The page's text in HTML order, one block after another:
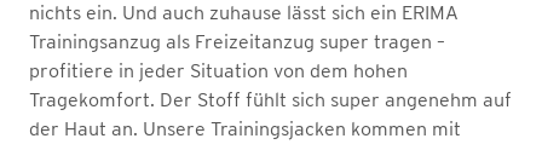
nichts ein. Und auch zuhause lässt sich ein ERIMA
Trainingsanzug als Freizeitanzug super tragen –
profitiere in jeder Situation von dem hohen
Tragekomfort. Der Stoff fühlt sich super angenehm auf
der Haut an. Unsere Trainingsjacken kommen mit